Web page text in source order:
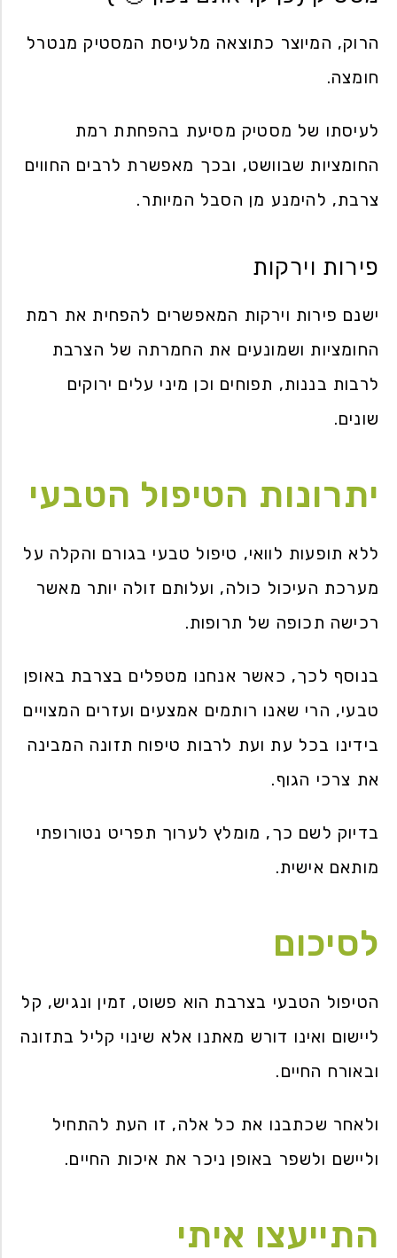
הרוק, המיוצר כתוצאה מלעיסת המסטיק מנטרל
חומצה.
לעיסתו של מסטיק מסיעת בהפחתת רמת
החומציות שבוושט, ובכך מאפשרת לרבים החווים
צרבת, להימנע מן הסבל המיותר.
פירות וירקות
ישנם פירות וירקות המאפשרים להפחית את רמת
החומציות ושמונעים את החמרתה של הצרבת
לרבות בננות, תפוחים וכן מיני עלים ירוקים
שונים.
יתרונות הטיפול הטבעי
ללא תופעות לוואי, טיפול טבעי בגורם והקלה על
מערכת העיכול כולה, ועלותם זולה יותר מאשר
רכישה תכופה של תרופות.
בנוסף לכך, כאשר אנחנו מטפלים בצרבת באופן
טבעי, הרי שאנו רותמים אמצעים ועזרים המצויים
בידינו בכל עת ועת לרבות טיפוח תזונה המבינה
את צרכי הגוף.
בדיוק לשם כך, מומלץ לערוך תפריט נטורופתי
מותאם אישית.
לסיכום
הטיפול הטבעי בצרבת הוא פשוט, זמין ונגיש, קל
ליישום ואינו דורש מאתנו אלא שינוי קליל בתזונה
ובאורח החיים.
ולאחר שכתבנו את כל אלה, זו העת להתחיל
וליישם ולשפר באופן ניכר את איכות החיים.
התייעצו איתי